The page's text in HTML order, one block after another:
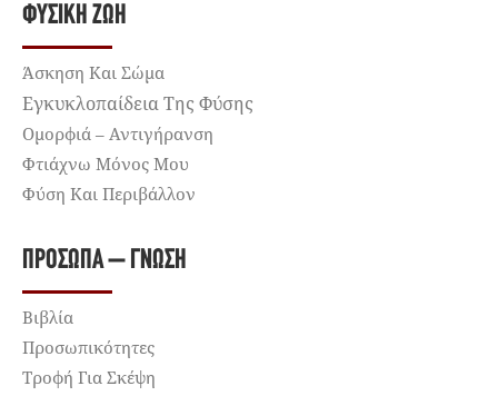
ΦΥΣΙΚΉ ΖΩΉ
Άσκηση Και Σώμα
Εγκυκλοπαίδεια Της Φύσης
Ομορφιά – Αντιγήρανση
Φτιάχνω Μόνος Μου
Φύση Και Περιβάλλον
ΠΡΌΣΩΠΑ – ΓΝΏΣΗ
Βιβλία
Προσωπικότητες
Τροφή Για Σκέψη